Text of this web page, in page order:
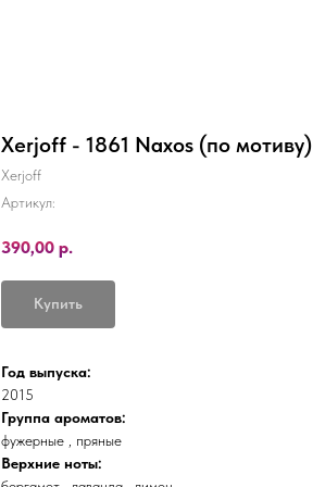
Xerjoff - 1861 Naxos (по мотиву)
Xerjoff
Артикул:
390,00 р.
Купить
Год выпуска:
2015
Группа ароматов:
фужерные , пряные
Верхние ноты: